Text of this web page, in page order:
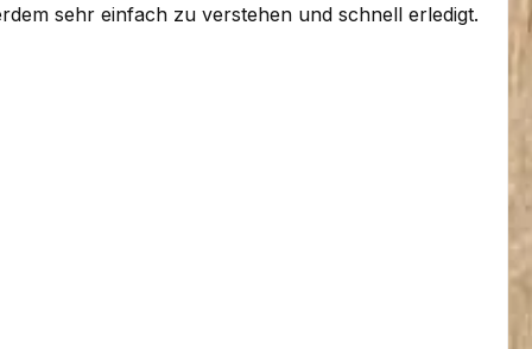
sehr einfach zu verstehen und schnell erledigt.